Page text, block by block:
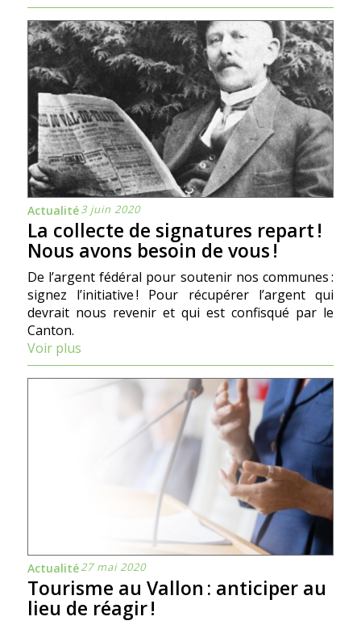
Actualité3 juin 2020
La collecte de signatures repart !
Nous avons besoin de vous !
De l’argent fédéral pour soutenir nos communes :
signez l’initiative ! Pour récupérer l’argent qui
devrait nous revenir et qui est confisqué par le
Canton.
Voir plus
Actualité27 mai 2020
Tourisme au Vallon : anticiper au
lieu de réagir !